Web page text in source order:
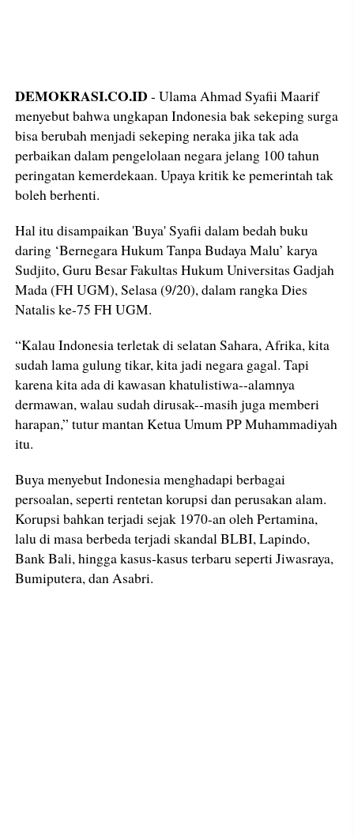
DEMOKRASI.CO.ID - Ulama Ahmad Syafii Maarif
menyebut bahwa ungkapan Indonesia bak sekeping surga
bisa berubah menjadi sekeping neraka jika tak ada
perbaikan dalam pengelolaan negara jelang 100 tahun
peringatan kemerdekaan. Upaya kritik ke pemerintah tak
boleh berhenti.
Hal itu disampaikan 'Buya' Syafii dalam bedah buku
daring ‘Bernegara Hukum Tanpa Budaya Malu’ karya
Sudjito, Guru Besar Fakultas Hukum Universitas Gadjah
Mada (FH UGM), Selasa (9/20), dalam rangka Dies
Natalis ke-75 FH UGM.
“Kalau Indonesia terletak di selatan Sahara, Afrika, kita
sudah lama gulung tikar, kita jadi negara gagal. Tapi
karena kita ada di kawasan khatulistiwa--alamnya
dermawan, walau sudah dirusak--masih juga memberi
harapan,” tutur mantan Ketua Umum PP Muhammadiyah
itu.
Buya menyebut Indonesia menghadapi berbagai
persoalan, seperti rentetan korupsi dan perusakan alam.
Korupsi bahkan terjadi sejak 1970-an oleh Pertamina,
lalu di masa berbeda terjadi skandal BLBI, Lapindo,
Bank Bali, hingga kasus-kasus terbaru seperti Jiwasraya,
Bumiputera, dan Asabri.